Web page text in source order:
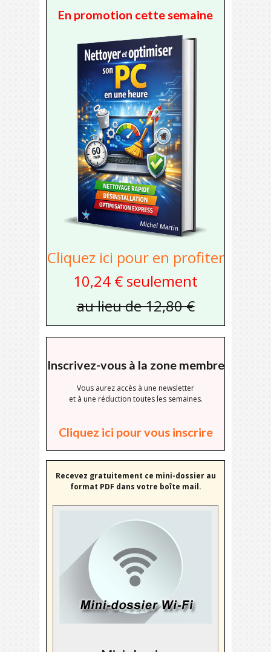
En promotion cette semaine
Cliquez ici pour en profiter
10,24 € seulement
au lieu de 12,80 €
Inscrivez-vous à la zone membre
Vous aurez accès à une newsletter
et à une réduction toutes les semaines.
Cliquez ici pour vous inscrire
Recevez gratuitement ce mini-dossier au
format PDF dans votre boîte mail.